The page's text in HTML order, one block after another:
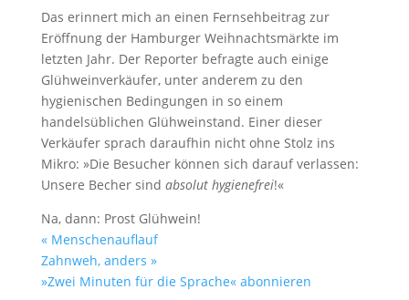
Das erinnert mich an einen Fernsehbeitrag zur
Eröffnung der Hamburger Weihnachtsmärkte im
letzten Jahr. Der Reporter befragte auch einige
Glühweinverkäufer, unter anderem zu den
hygienischen Bedingungen in so einem
handelsüblichen Glühweinstand. Einer dieser
Verkäufer sprach daraufhin nicht ohne Stolz ins
Mikro: »Die Besucher können sich darauf verlassen:
Unsere Becher sind absolut hygienefrei!«
Na, dann: Prost Glühwein!
« Menschenauflauf
Zahnweh, anders »
»Zwei Minuten für die Sprache« abonnieren